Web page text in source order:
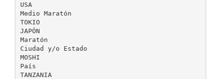
USA
Medio Maratón
TOKIO
JAPÓN
Maratón
Ciudad y/o Estado
MOSHI
País
TANZANIA